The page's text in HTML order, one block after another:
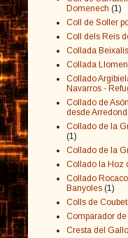
Domenech (1)
Coll de Soller
Coll dels Reis
Collada
Collada
Collado
Navarros -
Collado de
desde
Collado de la
(1)
Collado de la
Collado la Hoz
Collado
Banyoles (1)
Colls de
Comparador
Cresta del